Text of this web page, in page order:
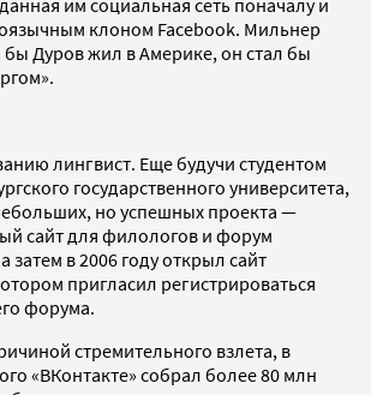
клоном Facebook. Мильнер
бы Дуров жил в Америке, он стал бы
лингвист. Еще будучи студентом
государственного университета,
но успешных проекта —
сайт для филологов и форум
затем в 2006 году открыл сайт
пригласил регистрироваться
форума.
стремительного взлета, в
«ВКонтакте» собрал более 80 млн